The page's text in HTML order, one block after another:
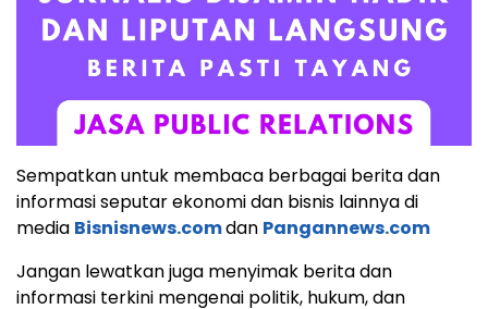
Sempatkan untuk membaca berbagai berita dan
informasi seputar ekonomi dan bisnis lainnya di
media Bisnisnews.comdan Pangannews.com
Jangan lewatkan juga menyimak berita dan
informasi terkini mengenai politik, hukum, dan